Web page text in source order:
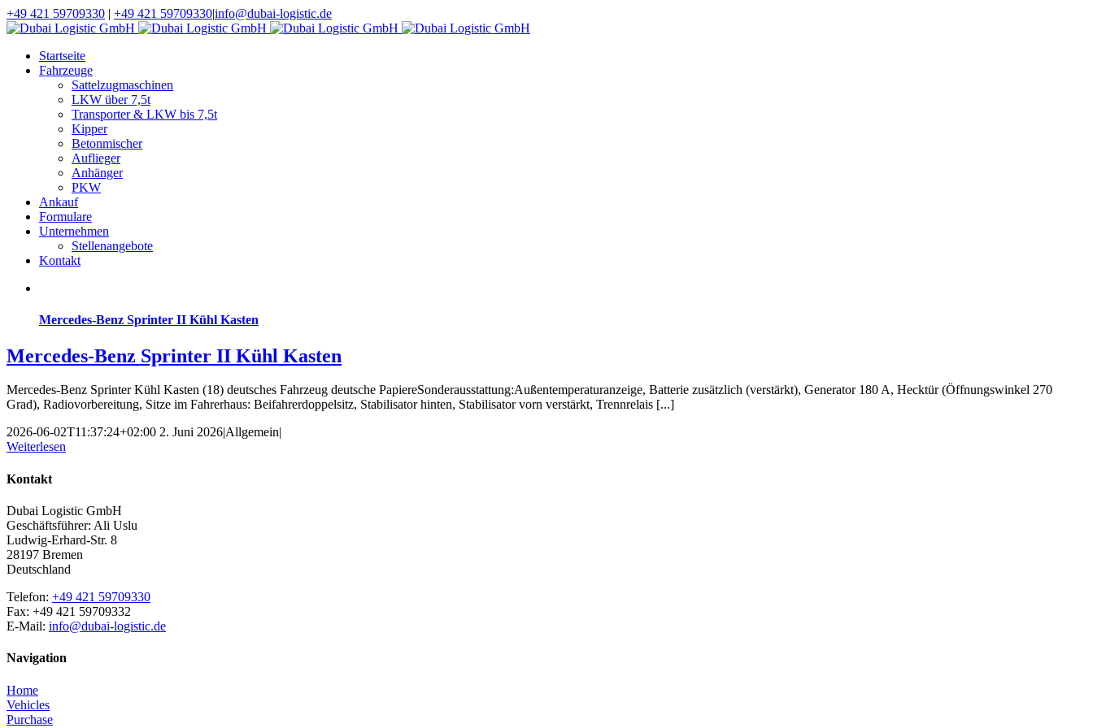
+49 421 59709330 | +49 421 59709330|info@dubai-logistic.de
Startseite
Fahrzeuge
Sattelzugmaschinen
LKW über 7,5t
Transporter & LKW bis 7,5t
Kipper
Betonmischer
Auflieger
Anhänger
PKW
Ankauf
Formulare
Unternehmen
Stellenangebote
Kontakt
Mercedes-Benz Sprinter II Kühl Kasten
Mercedes-Benz Sprinter II Kühl Kasten
Mercedes-Benz Sprinter Kühl Kasten (18) deutsches Fahrzeug deutsche PapiereSonderausstattung:Außentemperaturanzeige, Batterie zusätzlich (verstärkt), Generator 180 A, Hecktür (Öffnungswinkel 270
Grad), Radiovorbereitung, Sitze im Fahrerhaus: Beifahrerdoppelsitz, Stabilisator hinten, Stabilisator vorn verstärkt, Trennrelais [...]
2026-06-02T11:37:24+02:00 2. Juni 2026|Allgemein|
Weiterlesen
Kontakt
Dubai Logistic GmbH
Geschäftsführer: Ali Uslu
Ludwig-Erhard-Str. 8
28197 Bremen
Deutschland
Telefon: +49 421 59709330
Fax: +49 421 59709332
E-Mail: info@dubai-logistic.de
Navigation
Home
Vehicles
Purchase